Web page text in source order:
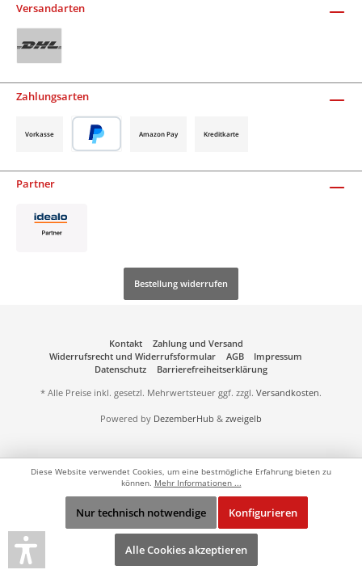
Versandarten
Zahlungsarten
Vorkasse Amazon Pay Kreditkarte
Partner
Bestellung widerrufen
Kontakt
Zahlung und Versand
Widerrufsrecht und Widerrufsformular
AGB
Impressum
Datenschutz
Barrierefreiheitserklärung
* Alle Preise inkl. gesetzl. Mehrwertsteuer ggf. zzgl. Versandkosten.
Powered by DezemberHub & zweigelb
Diese Website verwendet Cookies, um eine bestmögliche Erfahrung bieten zu
können. Mehr Informationen ...
Nur technisch notwendige Konfigurieren
Alle Cookies akzeptieren